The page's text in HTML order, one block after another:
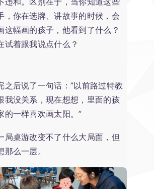
，你在选牌、讲故事的时候，会
这幅画的孩子，他看到了什么？
试着跟我说点什么？
之后说了一句话：”以前路过特教
我没关系，现在想想，里面的孩
的一样喜欢画太阳。”
局桌游改变不了什么大局面，但
么一层。